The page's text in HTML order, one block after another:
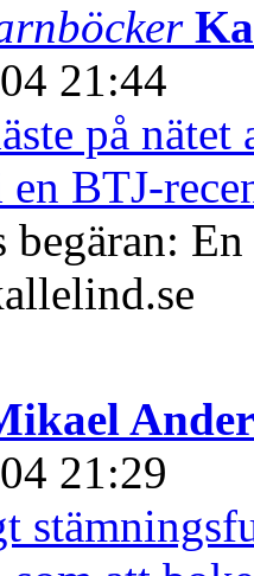
21:44
på nätet
BTJ-
begäran:
21:29